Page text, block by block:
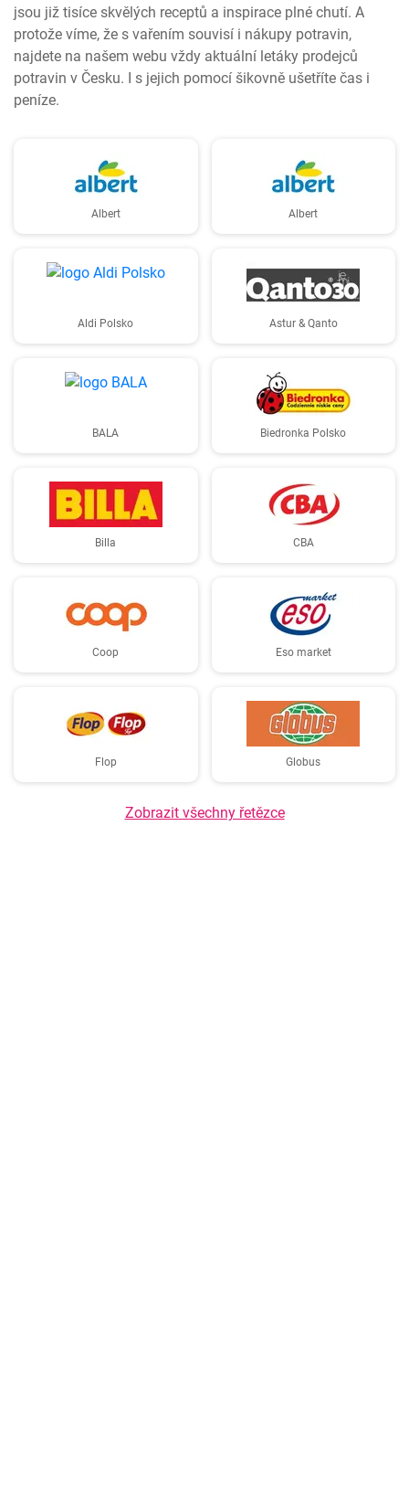
jsou již tisíce skvělých receptů a inspirace plné chutí. A
protože víme, že s vařením souvisí i nákupy potravin,
najdete na našem webu vždy aktuální letáky prodejců
potravin v Česku. I s jejich pomocí šikovně ušetříte čas i
peníze.
Albert Albert
Aldi Polsko Astur & Qanto
BALA Biedronka Polsko
Billa CBA
Coop Eso market
Flop Globus
Zobrazit všechny řetězce